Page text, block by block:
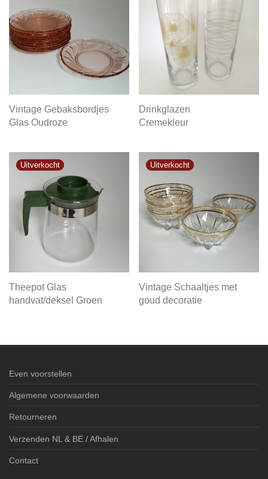
Vintage Gebaksbordjes
Glas Oudroze
Drinkglazen
Cremekleur
Theepot Glas
handvat/deksel Groen
Vintage Schaaltjes met
goud decoratie
Even voorstellen
Algemene voorwaarden
Retourneren
Verzenden NL & BE / Afhalen
Contact